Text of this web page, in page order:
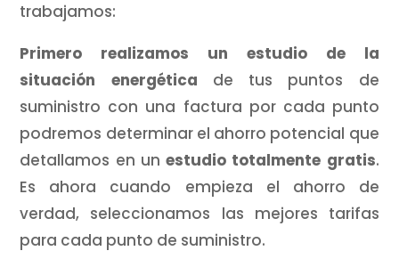
trabajamos:
Primero realizamos un estudio de la
situación energética de tus puntos de
suministro con una factura por cada punto
podremos determinar el ahorro potencial que
detallamos en unestudio totalmente gratis.
Es ahora cuando empieza el ahorro de
verdad, seleccionamos las mejores tarifas
para cada punto de suministro.